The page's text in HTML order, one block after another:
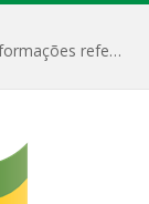
Relatórios Detalhados contendo todas as informações referentes a execução de recursos destinados ao fomento de projetos culturais no Município de Jacundá entre os anos de 2022 ao presente ano de 2026.